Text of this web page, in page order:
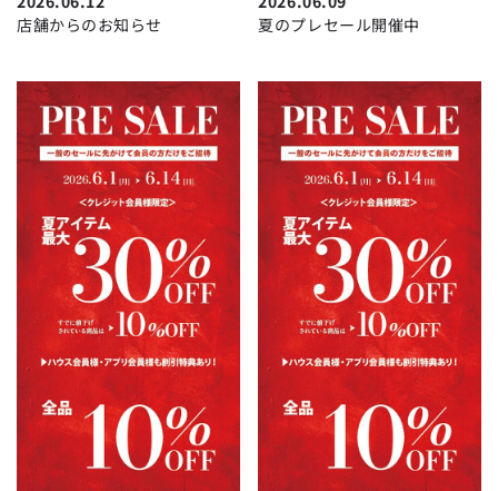
店舗からのお知らせ
夏のプレセール開催中